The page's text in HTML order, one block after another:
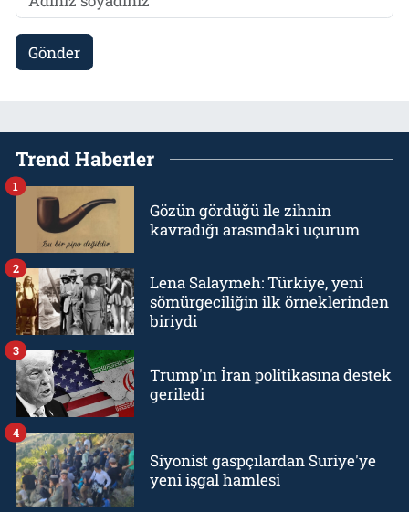
Gönder
Trend Haberler
Gözün gördüğü ile zihnin
kavradığı arasındaki uçurum
1
Lena Salaymeh: Türkiye, yeni
sömürgeciliğin ilk örneklerinden
biriydi
2
Trump'ın İran politikasına destek
geriledi
3
Siyonist gaspçılardan Suriye'ye
yeni işgal hamlesi
4